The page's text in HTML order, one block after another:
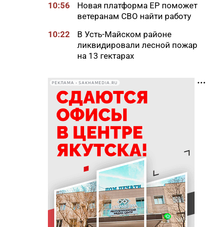
10:56
Новая платформа ЕР поможет
ветеранам СВО найти работу
10:22
В Усть-Майском районе
ликвидировали лесной пожар
на 13 гектарах
считают главным подарком в
своей жизни
09:41
Сколько стоит, собрать
ребенка в школу на Дальнем
Востоке
09:20
В Якутии заготовлено 114
тысяч тонн сена и 200 тонн
сенажа
09:00
На Камчатке завершилась
парусная экспедиция из
Якутии
РЕКЛАМА • SAKHAMEDIA.RU